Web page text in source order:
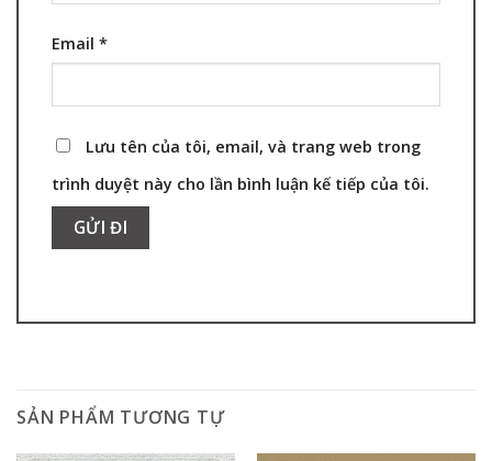
Email *
Lưu tên của tôi, email, và trang web trong
trình duyệt này cho lần bình luận kế tiếp của tôi.
SẢN PHẨM TƯƠNG TỰ